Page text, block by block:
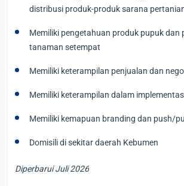
distribusi produk-produk sarana
Memiliki pengetahuan produk pupuk dan
tanaman setempat
Memiliki keterampilan penjualan dan
Memiliki keterampilan dalam
Memiliki kemapuan branding dan push/
Domisili di sekitar daerah Kebumen
Diperbarui Juli 2026